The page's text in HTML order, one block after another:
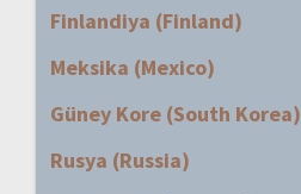
Finlandiya (Finland)
Meksika (Mexico)
Güney Kore (South Korea)
Rusya (Russia)